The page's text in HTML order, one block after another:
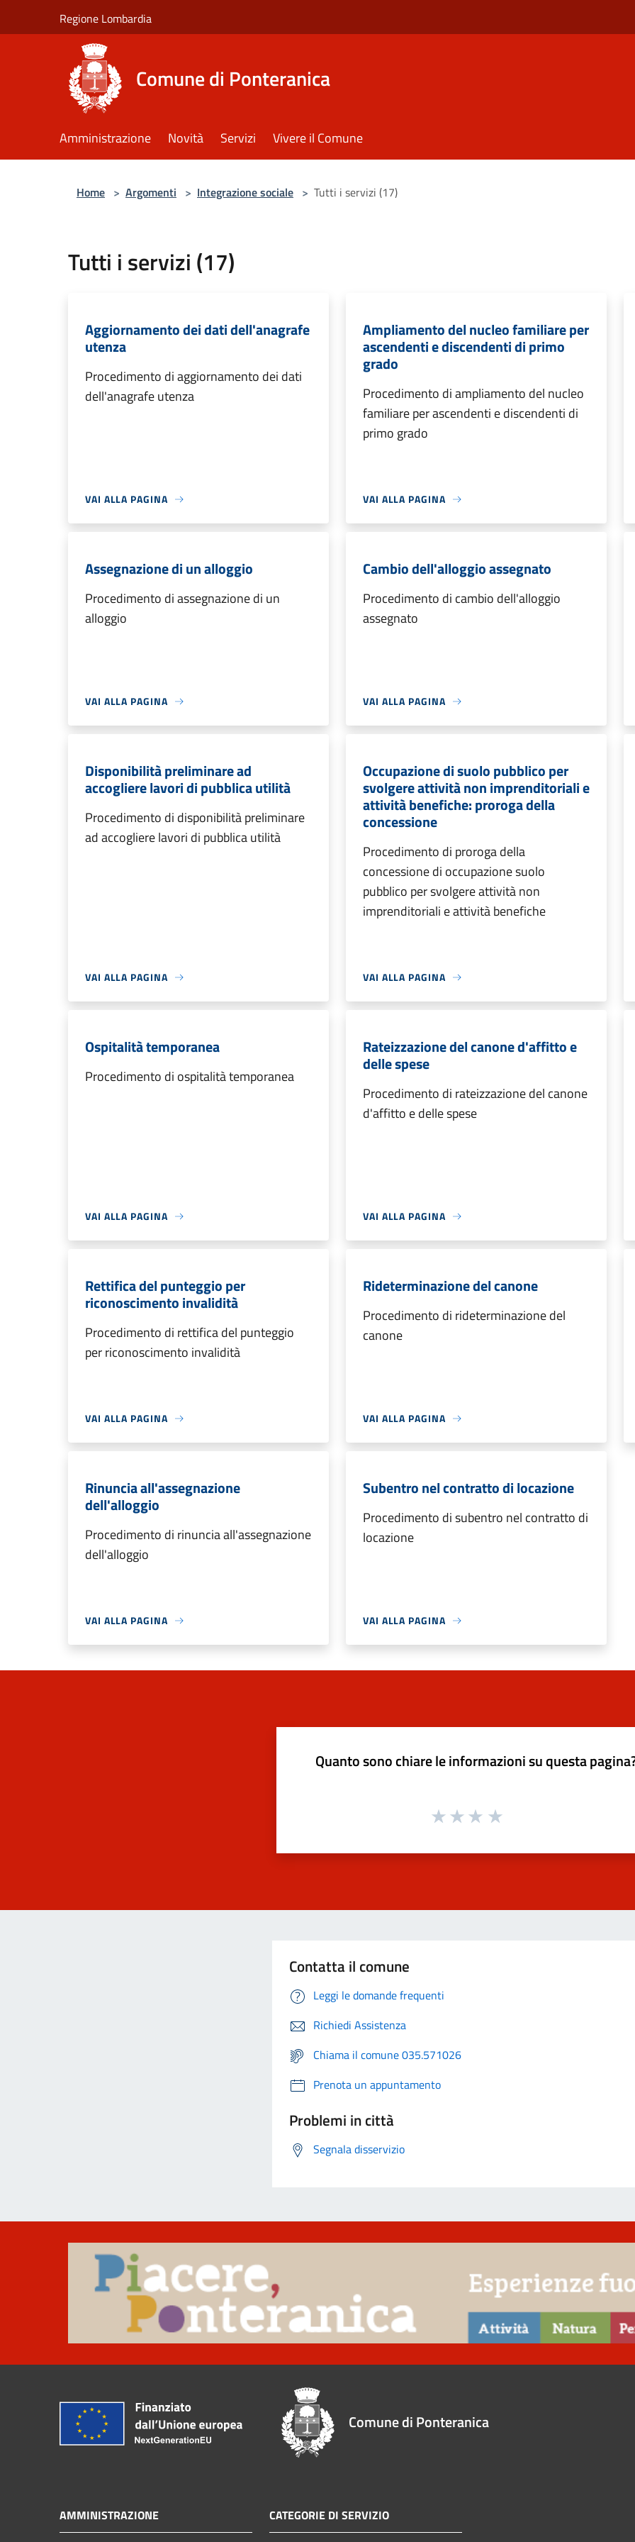
Regione Lombardia
Comune di Ponteranica
Amministrazione Novità Servizi Vivere il Comune
Home > Argomenti > Integrazione sociale > Tutti i servizi (17)
Tutti i servizi (17)
Aggiornamento dei dati dell'anagrafe
utenza
Procedimento di aggiornamento dei dati
dell'anagrafe utenza
VAI ALLA PAGINA
Ampliamento del nucleo familiare per
ascendenti e discendenti di primo
grado
Procedimento di ampliamento del nucleo
familiare per ascendenti e discendenti di
primo grado
VAI ALLA PAGINA
Assegnazione di un alloggio
Procedimento di assegnazione di un
alloggio
VAI ALLA PAGINA
Cambio dell'alloggio assegnato
Procedimento di cambio dell'alloggio
assegnato
VAI ALLA PAGINA
Disponibilità preliminare ad
accogliere lavori di pubblica utilità
Procedimento di disponibilità preliminare
ad accogliere lavori di pubblica utilità
VAI ALLA PAGINA
Occupazione di suolo pubblico per
svolgere attività non imprenditoriali e
attività benefiche: proroga della
concessione
Procedimento di proroga della
concessione di occupazione suolo
pubblico per svolgere attività non
imprenditoriali e attività benefiche
VAI ALLA PAGINA
Ospitalità temporanea
Procedimento di ospitalità temporanea
VAI ALLA PAGINA
Rateizzazione del canone d'affitto e
delle spese
Procedimento di rateizzazione del canone
d'affitto e delle spese
VAI ALLA PAGINA
Rettifica del punteggio per
riconoscimento invalidità
Procedimento di rettifica del punteggio
per riconoscimento invalidità
VAI ALLA PAGINA
Rideterminazione del canone
Procedimento di rideterminazione del
canone
VAI ALLA PAGINA
Rinuncia all'assegnazione
dell'alloggio
Procedimento di rinuncia all'assegnazione
dell'alloggio
VAI ALLA PAGINA
Subentro nel contratto di locazione
Procedimento di subentro nel contratto di
locazione
VAI ALLA PAGINA
Quanto sono chiare le informazioni su questa
Contatta il comune
Leggi le domande frequenti
Richiedi Assistenza
Chiama il comune 035.571026
Prenota un appuntamento
Problemi in città
Segnala disservizio
Comune di Ponteranica
AMMINISTRAZIONE CATEGORIE DI SERVIZIO